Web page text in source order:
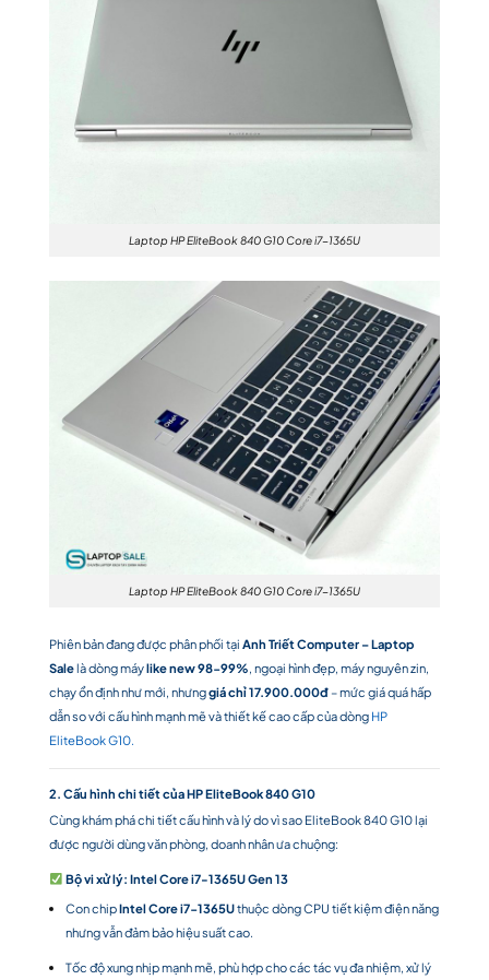
Laptop HP EliteBook 840 G10 Core i7-1365U
Laptop HP EliteBook 840 G10 Core i7-1365U
Phiên bản đang được phân phối tại Anh Triết Computer – Laptop
Salelà dòng máylike new 98-99%, ngoại hình đẹp, máy nguyên zin,
chạy ổn định như mới, nhưnggiá chỉ 17.900.000đ – mức giá quá hấp
dẫn so với cấu hình mạnh mẽ và thiết kế cao cấp của dòng HP
EliteBook G10.
2. Cấu hình chi tiết của HP EliteBook 840 G10
Cùng khám phá chi tiết cấu hình và lý do vì sao EliteBook 840 G10 lại
được người dùng văn phòng, doanh nhân ưa chuộng:
Bộ vi xử lý: Intel Core i7-1365U Gen 13
Con chipIntel Core i7-1365Uthuộc dòng CPU tiết kiệm điện năng
nhưng vẫn đảm bảo hiệu suất cao.
Tốc độ xung nhịp mạnh mẽ, phù hợp cho các tác vụ đa nhiệm, xử lý